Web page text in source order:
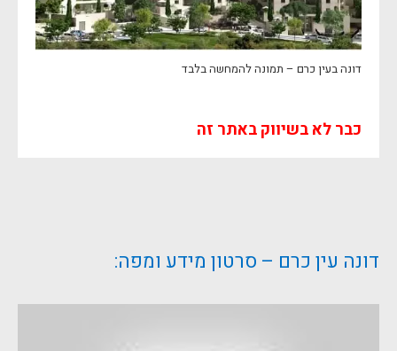
דונה בעין כרם – תמונה להמחשה בלבד
כבר לא בשיווק באתר זה
דונה עין כרם – סרטון מידע ומפה: